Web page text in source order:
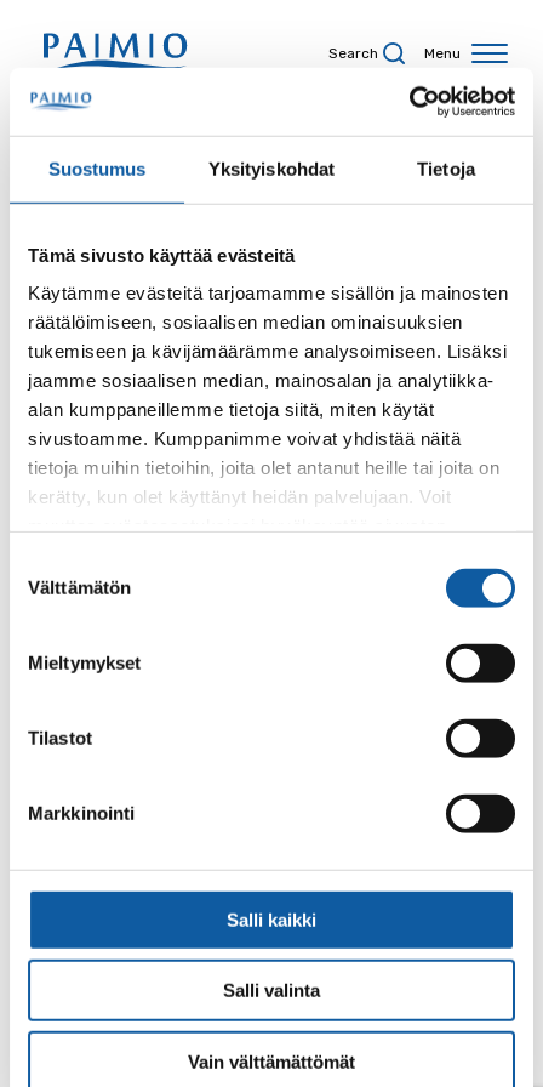
Suostumus Yksityiskohdat Tietoja
Tämä sivusto käyttää evästeitä
Käytämme evästeitä tarjoamamme sisällön ja mainosten
räätälöimiseen, sosiaalisen median ominaisuuksien
tukemiseen ja kävijämäärämme analysoimiseen. Lisäksi
jaamme sosiaalisen median, mainosalan ja analytiikka-
alan kumppaneillemme tietoja siitä, miten käytät
sivustoamme. Kumppanimme voivat yhdistää näitä
tietoja muihin tietoihin, joita olet antanut heille tai joita on
kerätty, kun olet käyttänyt heidän palvelujaan. Voit
valinta
Välttämätön
Mieltymykset
Tilastot
Markkinointi
Salli kaikki
Salli valinta
Vain välttämättömät
Search Menu
Search results
Search term
Site
Content type